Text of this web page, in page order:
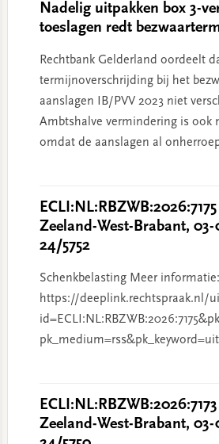
Nadelig uitpakken box 3-
toeslagen redt
Rechtbank Gelderland oordeelt
termijnoverschrijding bij het
aanslagen IB/PVV 2023 niet
Ambtshalve vermindering is ook
omdat de aanslagen al
Zeeland-West-Brabant, 03-
24/5752
Schenkbelasting Meer informatie:
https://deeplink.rechtspraak.nl/
Zeeland-West-Brabant, 03-